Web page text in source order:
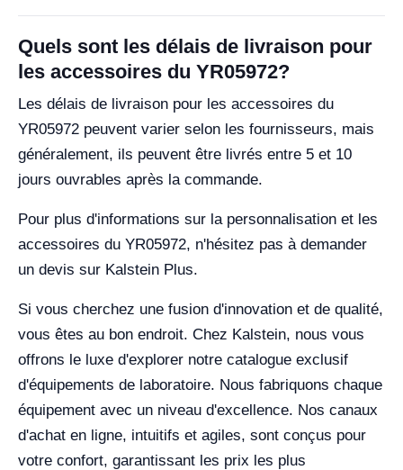
Quels sont les délais de livraison pour
les accessoires du YR05972?
Les délais de livraison pour les accessoires du
YR05972 peuvent varier selon les fournisseurs, mais
généralement, ils peuvent être livrés entre 5 et 10
jours ouvrables après la commande.
Pour plus d'informations sur la personnalisation et les
accessoires du YR05972, n'hésitez pas à demander
un devis sur Kalstein Plus.
Si vous cherchez une fusion d'innovation et de qualité,
vous êtes au bon endroit. Chez Kalstein, nous vous
offrons le luxe d'explorer notre catalogue exclusif
d'équipements de laboratoire. Nous fabriquons chaque
équipement avec un niveau d'excellence. Nos canaux
d'achat en ligne, intuitifs et agiles, sont conçus pour
votre confort, garantissant les prix les plus